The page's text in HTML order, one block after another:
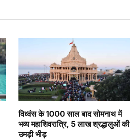
विध्वंस के 1000 साल बाद सोमनाथ में
भव्य महाशिवरात्रि, 5 लाख श्रद्धालुओं की
उमड़ी भीड़